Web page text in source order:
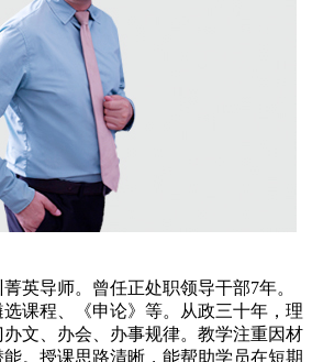
英导师。曾任正处职领导干部7年。
课程、《申论》等。从政三十年，理
文、办会、办事规律。教学注重因材
。授课思路清晰，能帮助学员在短期